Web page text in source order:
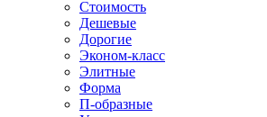
Стоимость
Дешевые
Дорогие
Эконом-класс
Элитные
Форма
П-образные